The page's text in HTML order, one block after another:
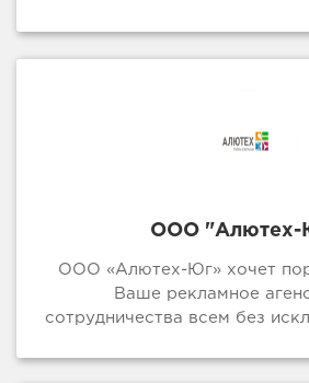
ООО "Алютех-
ООО «Алютех-Юг» хочет
Ваше рекламное
сотрудничества всем без